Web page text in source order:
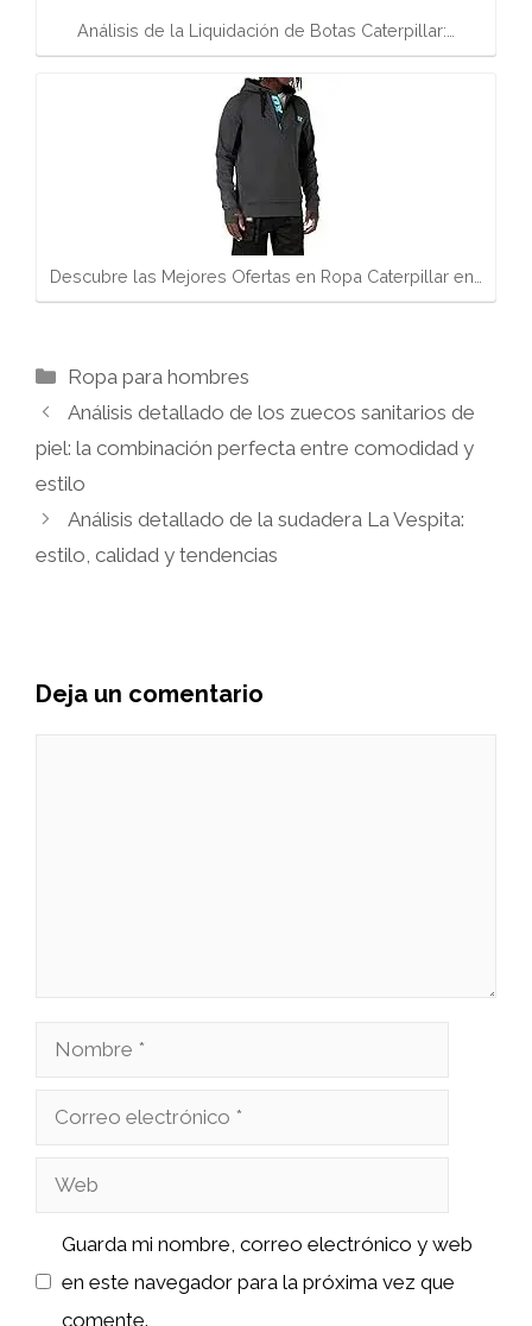
Análisis de la Liquidación de Botas Caterpillar:…
Descubre las Mejores Ofertas en Ropa Caterpillar en…
Categorías
Ropa para hombres
Análisis detallado de los zuecos sanitarios de
piel: la combinación perfecta entre comodidad y
estilo
Análisis detallado de la sudadera La Vespita:
estilo, calidad y tendencias
Deja un comentario
Nombre
Correo
Web
Guarda mi nombre, correo electrónico y web
en este navegador para la próxima vez que
comente.